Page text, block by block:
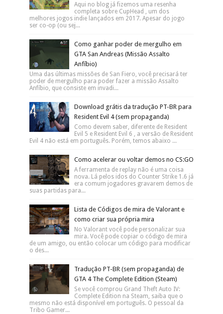
Aqui no blog já fizemos uma resenha
completa sobre CupHead , um dos
melhores jogos indie lançados em 2017. Apesar do jogo
ser co-op (ou sej...
Como ganhar poder de mergulho em
GTA San Andreas (Missão Assalto
Anfíbio)
Uma das últimas missões de San Fiero, você precisará ter
poder de mergulho para poder fazer a missão Assalto
Anfíbio, que consiste em invadi...
Download grátis da tradução PT-BR para
Resident Evil 4 (sem propaganda)
Como devem saber, diferente de Resident
Evil 5 e Resident Evil 6 , a versão de Resident
Evil 4 não está em português. Porém, temos abaixo ...
Como acelerar ou voltar demos no CS:GO
A ferramenta de replay não é uma coisa
nova. Lá pelos idos do Counter Strike 1.6 já
era comum jogadores gravarem demos de
suas partidas para...
Lista de Códigos de mira de Valorant e
como criar sua própria mira
No Valorant você pode personalizar sua
mira. Você pode copiar o código de mira
de um amigo, ou então colocar um código para modificar
o des...
Tradução PT-BR (sem propaganda) de
GTA 4 The Complete Edition (Steam)
Se você comprou Grand Theft Auto IV:
Complete Edition na Steam, saiba que o
mesmo não está disponível em português. O pessoal da
Tribo Gamer...